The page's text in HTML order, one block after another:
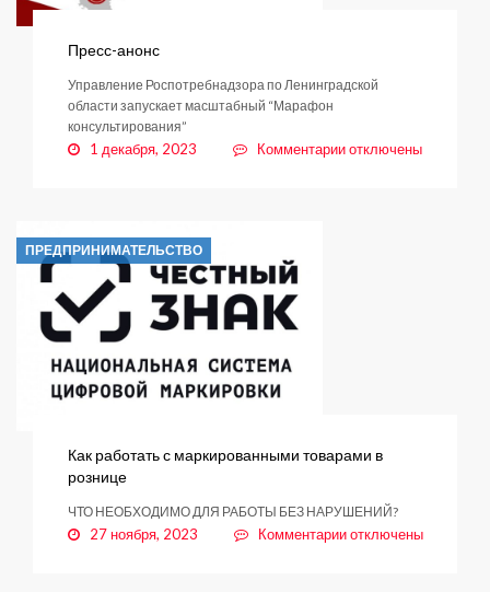
Пресс-анонс
Управление Роспотребнадзора по Ленинградской
области запускает масштабный “Марафон
консультирования”
1 декабря, 2023 Комментариикотключены
ПРЕДПРИНИМАТЕЛЬСТВО
Как работать с маркированными товарами в
рознице
ЧТО НЕОБХОДИМО ДЛЯ РАБОТЫ БЕЗ НАРУШЕНИЙ?
27 ноября, 2023 Комментариикотключены